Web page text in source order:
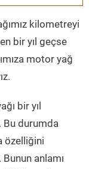
kilometreyi
bir yıl geçse
motor yağ
bir yıl
Bu durumda
özelliğini
anlamı